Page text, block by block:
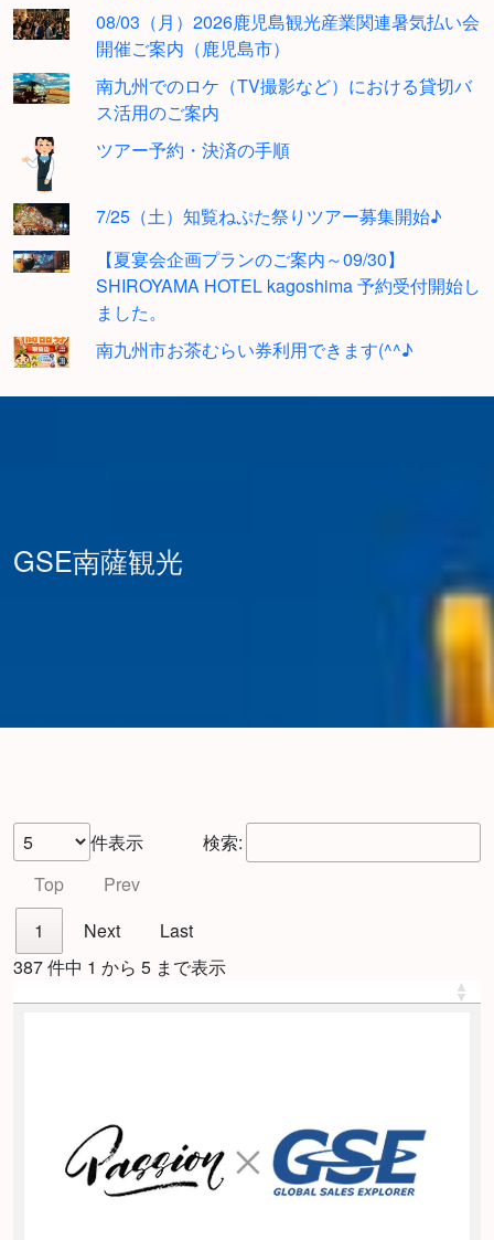
08/03（月）2026鹿児島観光産業関連暑気払い会
開催ご案内（鹿児島市）
南九州でのロケ（TV撮影など）における貸切バ
ス活用のご案内
ツアー予約・決済の手順
7/25（土）知覧ねぷた祭りツアー募集開始♪
【夏宴会企画プランのご案内～09/30】
SHIROYAMA HOTEL kagoshima 予約受付開始し
ました。
南九州市お茶むらい券利用できます(^^♪
GSE南薩観光
件表示
検索:
Top
Prev
1
Next
Last
387 件中 1 から 5 まで表示